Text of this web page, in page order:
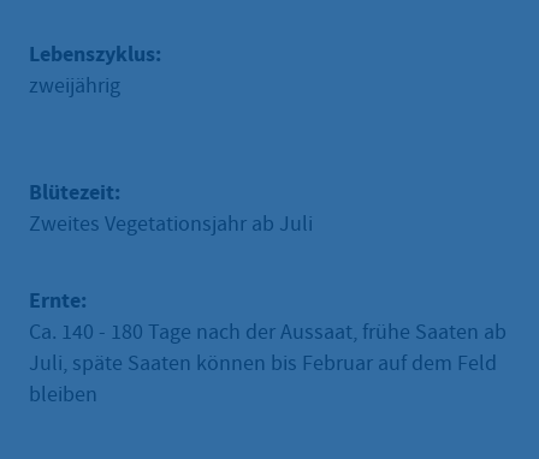
Lebenszyklus:
zweijährig
Blütezeit:
Zweites Vegetationsjahr ab Juli
Ernte:
Ca. 140 - 180 Tage nach der Aussaat, frühe Saaten ab
Juli, späte Saaten können bis Februar auf dem Feld
bleiben